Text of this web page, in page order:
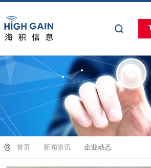
首页 新闻资讯 企业动态